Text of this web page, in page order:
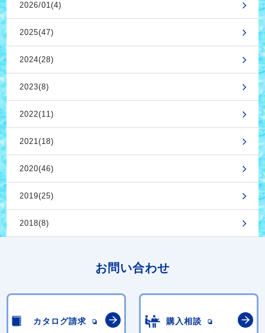
2026/01(4)
2025(47)
2024(28)
2023(8)
2022(11)
2021(18)
2020(46)
2019(25)
2018(8)
お問い合わせ
カタログ請求 購入相談